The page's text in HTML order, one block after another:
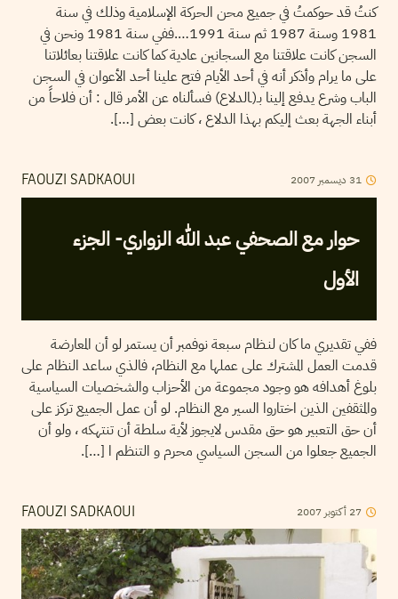
كنتُ قد حوكمتُ في جميع محن الحركة الإسلامية وذلك في سنة
1981 وسنة 1987 ثم سنة 1991….ففي سنة 1981 ونحن في
السجن كانت علاقتنا مع السجانين عادية كما كانت علاقتنا بعائلاتنا
على ما يرام وأذكر أنه في أحد الأيام فتح علينا أحد الأعوان في السجن
الباب وشرع يدفع إلينا بـ(ـالدلاع) فسألناه عن الأمر قال : أن فلاحاً من
أبناء الجهة بعث إليكم بهذا الدلاع ، كانت بعض […].
FAOUZI SADKAOUI 31 ديسمبر 2007
حوار مع الصحفي عبد الله الزواري- الجزء
الأول
ففي تقديري ما كان لنـظام سبعة نوفمبر أن يستمر لو أن المعارضة
قدمت العمل المشترك على عملها مع النظام، فالذي ساعد النظام على
بلوغ أهدافه هو وجود مجموعة من الأحزاب والشخصيات السياسية
والمثقفين الذين اختاروا السير مع النظام. لو أن عمل الجميع تركز على
أن حق التعبير هو حق مقدس لايجوز لأية سلطة أن تنتهكه ، ولو أن
الجميع جعلوا من السجن السياسي محرم و التنظم ا […].
FAOUZI SADKAOUI 27 أكتوبر 2007